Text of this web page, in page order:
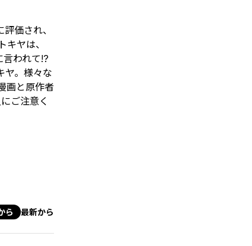
価され、
ヤは、
れて――!?
ヤ。様々な
画と原作者
ご注意く
ら 最新から